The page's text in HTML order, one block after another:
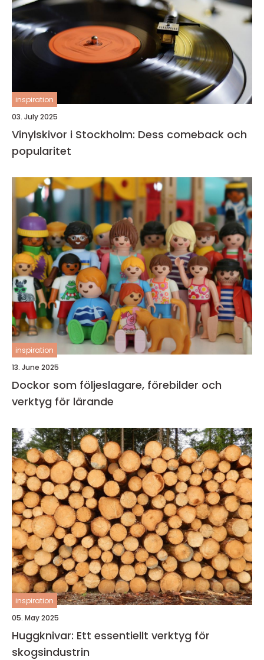
inspiration
03. July 2025
Vinylskivor i Stockholm: Dess comeback och
popularitet
inspiration
13. June 2025
Dockor som följeslagare, förebilder och
verktyg för lärande
inspiration
05. May 2025
Huggknivar: Ett essentiellt verktyg för
skogsindustrin